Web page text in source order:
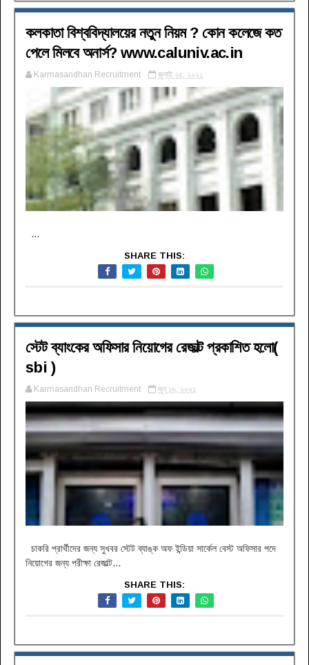
কলকাতা বিশ্ববিদ্যালয়ের নতুন নিয়ম ? কোন কলেজে কত
পেলে মিলবে অনার্স? www.caluniv.ac.in
Karmasandhan Recruitment জুলাই ২৫, ২০২১
...
SHARE THIS:
স্টেট ব্যাংকের অফিসার নিয়োগের রেজাল্ট প্রকাশিত হলো(
sbi )
Karmasandhan Recruitment জুন ১৬, ২০২১
চাকরি প্রার্থীদের জন্য সুখবর স্টেট ব্যাঙ্ক অফ ইন্ডিয়া সার্কেল বেস্ট অফিসার পদে
নিয়োগের জন্য পরীক্ষা রেজাল্ট...
SHARE THIS: